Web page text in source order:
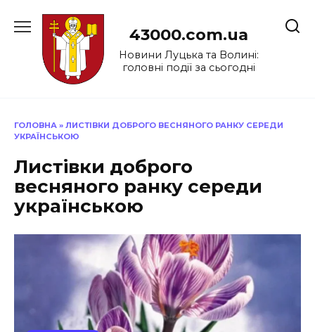
до
43000.com.ua
Новини Луцька та Волині:
головні події за сьогодні
ГОЛОВНА » ЛИСТІВКИ ДОБРОГО ВЕСНЯНОГО РАНКУ СЕРЕДИ
УКРАЇНСЬКОЮ
Листівки доброго
весняного ранку середи
українською